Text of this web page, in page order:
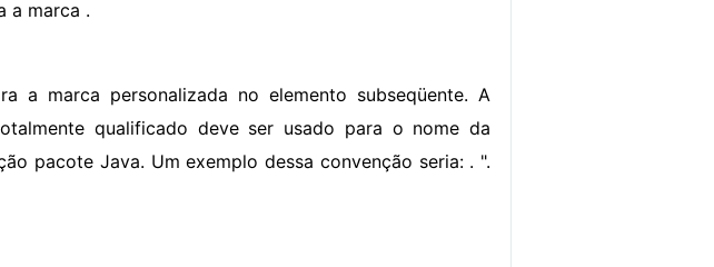
a marca .
a marca personalizada no elemento subseqüente. A
qualificado deve ser usado para o nome da
pacote Java. Um exemplo dessa convenção seria: . ".